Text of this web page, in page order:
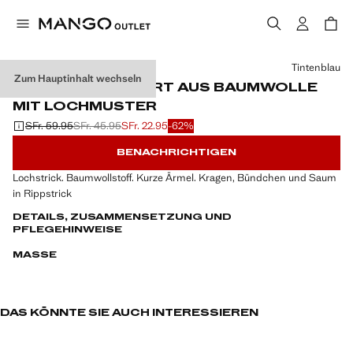
Zum Hauptinhalt wechseln
STRICK-POLOSHIRT AUS BAUMWOLLE
MIT LOCHMUSTER
Ausgangspreis durchgestrichen [SFr. 59.95 ]
SFr. 59.95
Zweiter Preis durchgestrichen [SFr. 45.95 ]
SFr. 45.95
Aktueller Preis [SFr. 22.95 ]SFr. 22.95-62%
Wählen Sie eine Farbe
Tintenblau
BENACHRICHTIGEN
Lochstrick. Baumwollstoff. Kurze Ärmel. Kragen, Bündchen und Saum
in Rippstrick
DETAILS, ZUSAMMENSETZUNG UND
PFLEGEHINWEISE
MASSE
DAS KÖNNTE SIE AUCH INTERESSIEREN